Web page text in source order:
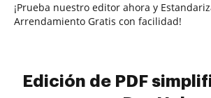
¡Prueba nuestro editor ahora y
Arrendamiento Gratis con facilidad!
Edición de PDF